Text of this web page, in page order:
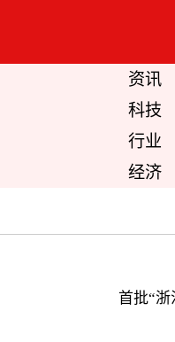
资讯
科技
行业
经济
首批“